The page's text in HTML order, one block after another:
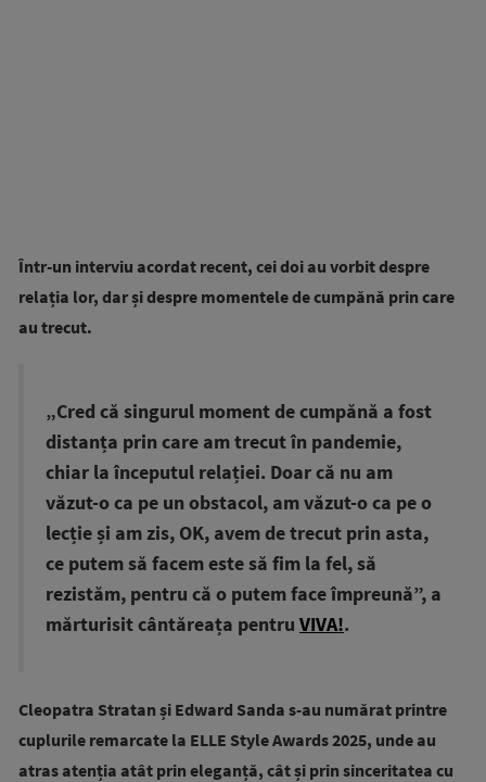
Într-un interviu acordat recent, cei doi au vorbit despre
relația lor, dar și despre momentele de cumpănă prin care
au trecut.
„Cred că singurul moment de cumpănă a fost
distanța prin care am trecut în pandemie,
chiar la începutul relației. Doar că nu am
văzut-o ca pe un obstacol, am văzut-o ca pe o
lecție și am zis, OK, avem de trecut prin asta,
ce putem să facem este să fim la fel, să
rezistăm, pentru că o putem face împreună”, a
mărturisit cântăreața pentru VIVA!.
Cleopatra Stratan și Edward Sanda s-au numărat printre
cuplurile remarcate la ELLE Style Awards 2025, unde au
atras atenția atât prin eleganță, cât și prin sinceritatea cu